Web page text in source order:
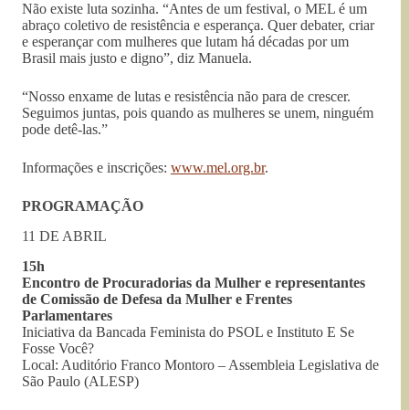
Não existe luta sozinha. “Antes de um festival, o MEL é um
abraço coletivo de resistência e esperança. Quer debater, criar
e esperançar com mulheres que lutam há décadas por um
Brasil mais justo e digno”, diz Manuela.
“Nosso enxame de lutas e resistência não para de crescer.
Seguimos juntas, pois quando as mulheres se unem, ninguém
pode detê-las.”
Informações e inscrições: www.mel.org.br.
PROGRAMAÇÃO
11 DE ABRIL
15h
Encontro de Procuradorias da Mulher e representantes
de Comissão de Defesa da Mulher e Frentes
Parlamentares
Iniciativa da Bancada Feminista do PSOL e Instituto E Se
Fosse Você?
Local: Auditório Franco Montoro – Assembleia Legislativa de
São Paulo (ALESP)